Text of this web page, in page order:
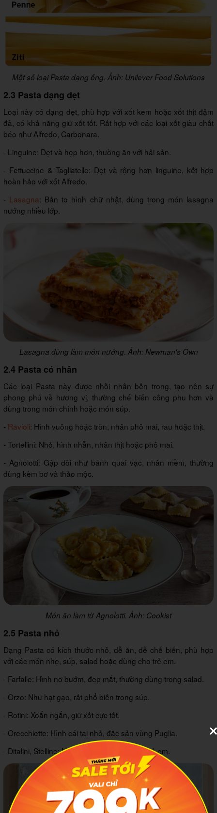
Một số loại Pasta dạng ống. Ảnh: Unilever Food Solutions
2.3 Pasta dạng dẹt
Loại này có dạng dẹt, phù hợp với xốt kem hoặc xốt thịt đậm
đà, có khả năng giữ xốt tốt. Rất hợp với các loại xốt giàu chất
béo như Alfredo, Carbonara.
- Linguine: Dẹt và hẹp hơn, thường ăn với hải sản.
- Fettuccine & Tagliatelle: Dẹt và rộng hơn linguine, kết hợp
hoàn hảo với xốt Alfredo.
- Lasagna: Bản to hình chữ nhật, dùng trong món lasagna
nướng nhiều lớp.
Lasagna dùng làm món nướng. Ảnh: Newman's Own
2.4 Pasta có nhân
Các loại Pasta này được nhồi nhân bên trong, tạo nên sự
phong phú về hương vị, thường chế biến công phu hơn và
dùng trong món chính hoặc món súp.
- Ravioli: Hình vuông hoặc tròn, nhân phô mai, rau hoặc thịt.
- Tortellini: Nhỏ, hình nhẫn, nhân thịt hoặc phô mai.
- Agnolotti: Gập đôi như bánh quai vạc, nhân mềm, thường
dùng kèm bơ và thảo mộc.
Món ăn làm từ Agnolotti. Ảnh: Cookist
2.5 Pasta nhỏ
Dạng Pasta có kích thước nhỏ, dễ ăn, dễ chế biến, phù hợp
với các món nhẹ, súp, salad hoặc dùng cho trẻ em.
- Farfalle: Hình nơ bướm, đẹp mắt, thường dùng trong salad.
- Orzo: Như hạt gạo, rất phổ biến trong súp.
- Rotini: Xoắn ngắn, giữ xốt cực tốt.
- Orecchiette: Hình cái tai nhỏ, đặc sản vùng Puglia.
- Ditalini, Stelline: Nhỏ xíu, thường nấu cho trẻ em.